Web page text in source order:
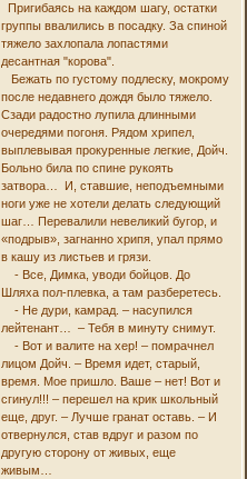
Пригибаясь на каждом шагу, остатки
группы ввалились в посадку. За спиной
тяжело захлопала лопастями
десантная "корова".
Бежать по густому подлеску, мокрому
после недавнего дождя было тяжело.
Сзади радостно лупила длинными
очередями погоня. Рядом хрипел,
выплевывая прокуренные легкие, Дойч.
Больно била по спине рукоять
затвора… И, ставшие, неподъемными
ноги уже не хотели делать следующий
шаг… Перевалили невеликий бугор, и
«подрыв», загнанно хрипя, упал прямо
в кашу из листьев и грязи.
- Все, Димка, уводи бойцов. До
Шляха пол-плевка, а там разберетесь.
- Не дури, камрад. – насупился
лейтенант… – Тебя в минуту снимут.
- Вот и валите на хер! – помрачнел
лицом Дойч. – Время идет, старый,
время. Мое пришло. Ваше – нет! Вот и
сгинул!!! – перешел на крик школьный
еще, друг. – Лучше гранат оставь. – И
отвернулся, став вдруг и разом по
другую сторону от живых, еще
живым…